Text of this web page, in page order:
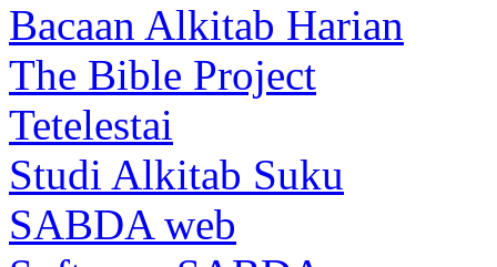
Bacaan Alkitab Harian
The Bible Project
Tetelestai
Studi Alkitab Suku
SABDA web